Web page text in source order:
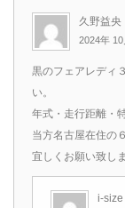
久野益央
2024年 10
黒のフェアレディ
い。
年式・走行距離・
当方名古屋在住の
宜しくお願い致しま
i-size